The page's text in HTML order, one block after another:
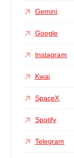
Gemini
Google
Instagram
Kwai
SpaceX
Spotify
Telegram